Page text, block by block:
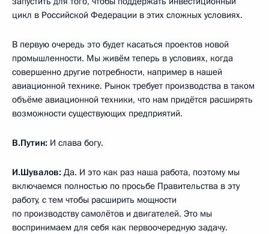
цикл в Российской Федерации в этих сложных условиях.
В первую очередь это будет касаться проектов новой
промышленности. Мы живём теперь в условиях, когда
совершенно другие потребности, например в нашей
авиационной технике. Рынок требует производства в таком
объёме авиационной техники, что нам придётся расширять
возможности существующих предприятий.
В.Путин: И слава богу.
И.Шувалов: Да. И это как раз наша работа, поэтому мы
включаемся полностью по просьбе Правительства в эту
работу, с тем чтобы расширить мощности
по производству самолётов и двигателей. Это мы
воспринимаем для себя как первоочередную задачу.